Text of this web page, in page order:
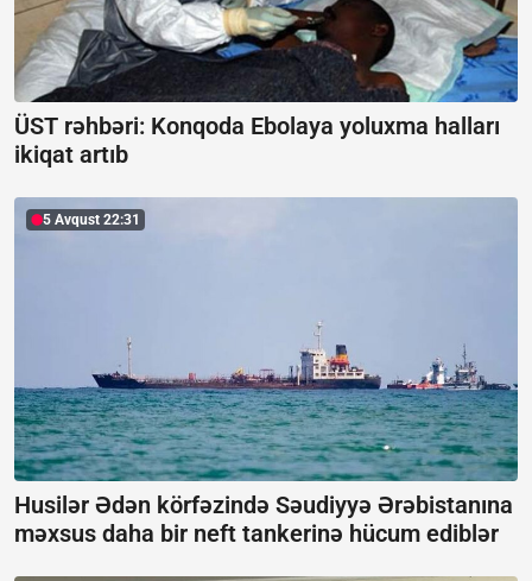
ÜST rəhbəri: Konqoda Ebolaya yoluxma halları
ikiqat artıb
5 Avqust 22:31
Husilər Ədən körfəzində Səudiyyə Ərəbistanına
məxsus daha bir neft tankerinə hücum ediblər